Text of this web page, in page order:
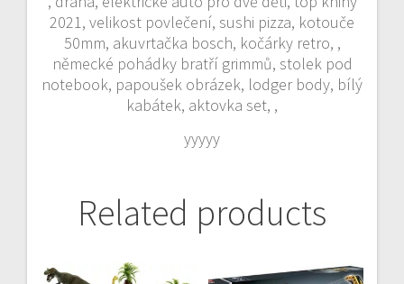
2021, velikost povlečení, sushi pizza, kotouče
50mm, akuvrtačka bosch, kočárky retro, ,
německé pohádky bratří grimmů, stolek pod
notebook, papoušek obrázek, lodger body, bílý
kabátek, aktovka set, ,
yyyyy
Related products